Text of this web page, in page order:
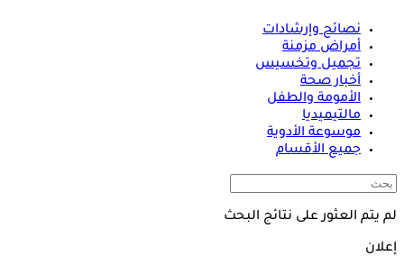
نصائح وإرشادات
أمراض مزمنة
تجميل وتخسيس
أخبار صحة
الأمومة والطفل
مالتيميديا
موسوعة الأدوية
جميع الأقسام
لم يتم العثور على نتائج البحث
إعلان